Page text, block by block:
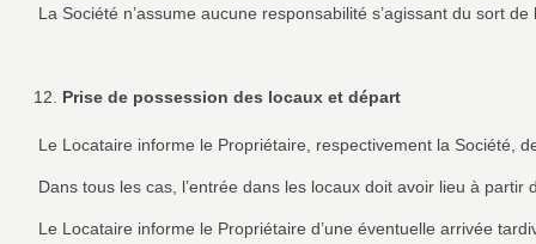
La Société n’assume aucune responsabilité s’agissant du sort
Prise de possession des locaux et départ
Le Locataire informe le Propriétaire, respectivement la Société,
Dans tous les cas, l’entrée dans les locaux doit avoir lieu à
Le Locataire informe le Propriétaire d’une éventuelle arrivée